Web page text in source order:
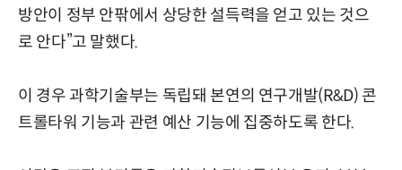
방안이 정부 안팎에서 상당한 설득력을 얻고 있는 것으
로 안다”고 말했다.
이 경우 과학기술부는 독립돼 본연의 연구개발(R&D) 콘
트롤타워 기능과 관련 예산 기능에 집중하도록 한다.